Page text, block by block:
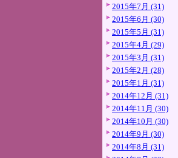
2015年7月 (31)
2015年6月 (30)
2015年5月 (31)
2015年4月 (29)
2015年3月 (31)
2015年2月 (28)
2015年1月 (31)
2014年12月 (31)
2014年11月 (30)
2014年10月 (30)
2014年9月 (30)
2014年8月 (31)